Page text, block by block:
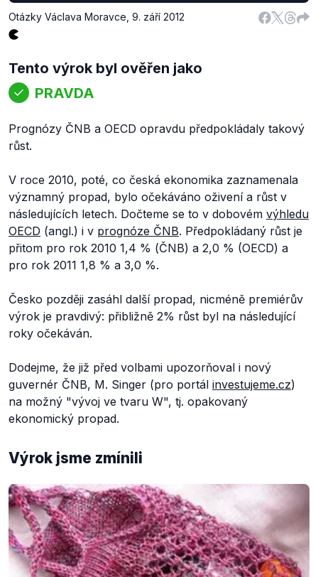
Otázky Václava Moravce 9. září 2012
Tento výrok byl ověřen jako
PRAVDA
Prognózy ČNB a OECD opravdu předpokládaly takový
růst.
V roce 2010, poté, co česká ekonomika zaznamenala
významný propad, bylo očekáváno oživení a růst v
následujících letech. Dočteme se to v dobovém výhledu
OECD (angl.) i v prognóze ČNB. Předpokládaný růst je
přitom pro rok 2010 1,4 % (ČNB) a 2,0 % (OECD) a
pro rok 2011 1,8 % a 3,0 %.
Česko později zasáhl další propad, nicméně premiérův
výrok je pravdivý: přibližně 2% růst byl na následující
roky očekáván.
Dodejme, že již před volbami upozorňoval i nový
guvernér ČNB, M. Singer (pro portál investujeme.cz)
na možný "vývoj ve tvaru W", tj. opakovaný
ekonomický propad.
Výrok jsme zmínili